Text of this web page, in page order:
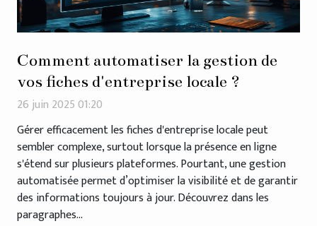
Comment automatiser la gestion de
vos fiches d'entreprise locale ?
26 juin 2025 01:20
Gérer efficacement les fiches d'entreprise locale peut
sembler complexe, surtout lorsque la présence en ligne
s'étend sur plusieurs plateformes. Pourtant, une gestion
automatisée permet d’optimiser la visibilité et de garantir
des informations toujours à jour. Découvrez dans les
paragraphes...